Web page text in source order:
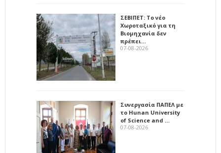
ΣΕΒΙΠΕΤ: Το νέο
Χωροταξικό για τη
Βιομηχανία δεν
πρέπει…
07-08-2026
Συνεργασία ΠΑΠΕΛ με
το Hunan University
of Science and …
07-08-2026